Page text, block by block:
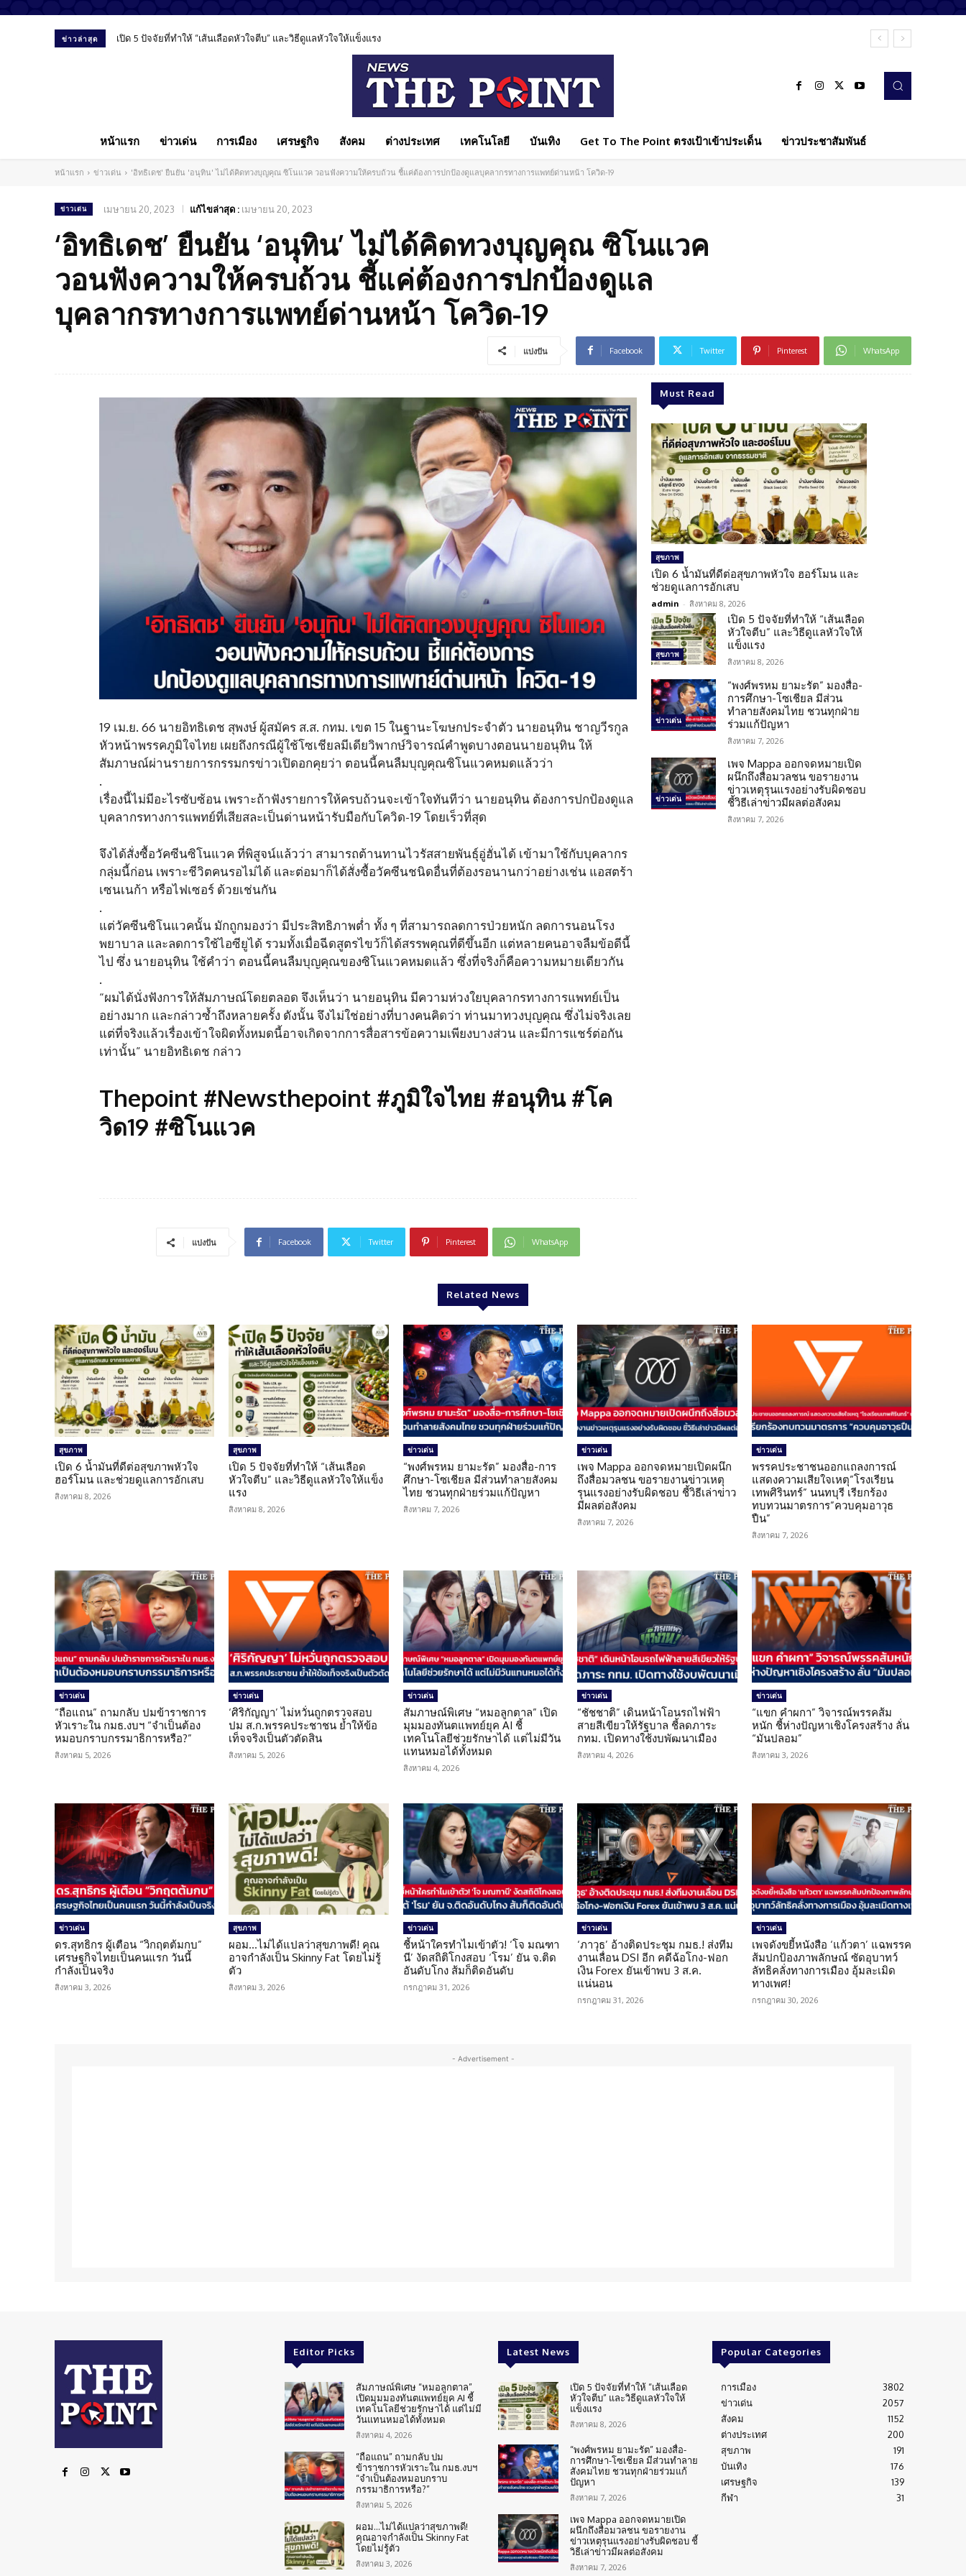
ข่าวล่าสุด เปิด 5 ปัจจัยที่ทำให้ “เส้นเลือดหัวใจตีบ” และวิธีดูแลหัวใจให้แข็งแรง
หน้าแรก ข่าวเด่น การเมือง เศรษฐกิจ สังคม ต่างประเทศ เทคโนโลยี บันเทิง Get To The Point ตรงเป้าเข้าประเด็น ข่าวประชาสัมพันธ์
หน้าแรก ข่าวเด่น 'อิทธิเดช' ยืนยัน 'อนุทิน' ไม่ได้คิดทวงบุญคุณ ซิโนแวค วอนฟังความให้ครบถ้วน ชี้แค่ต้องการปกป้องดูแลบุคลากรทางการแพทย์ด่านหน้า โควิด-19
ข่าวเด่น เมษายน 20, 2023 แก้ไขล่าสุด : เมษายน 20, 2023
‘อิทธิเดช’ ยืนยัน ‘อนุทิน’ ไม่ได้คิดทวงบุญคุณ ซิโนแวค
วอนฟังความให้ครบถ้วน ชี้แค่ต้องการปกป้องดูแล
บุคลากรทางการแพทย์ด่านหน้า โควิด-19
แบ่งปัน Facebook Twitter Pinterest WhatsApp
19 เม.ย. 66 นายอิทธิเดช สุพงษ์ ผู้สมัคร ส.ส. กทม. เขต 15 ในฐานะโฆษกประจำตัว นายอนุทิน ชาญวีรกูล
หัวหน้าพรรคภูมิใจไทย เผยถึงกรณีผู้ใช้โซเชียลมีเดียวิพากษ์วิจารณ์คำพูดบางตอนนายอนุทิน ให้
สัมภาษณ์ผ่านรายการกรรมกรข่าวเปิดอกคุยว่า ตอนนี้คนลืมบุญคุณซิโนแวคหมดแล้วว่า
.
เรื่องนี้ไม่มีอะไรซับซ้อน เพราะถ้าฟังรายการให้ครบถ้วนจะเข้าใจทันทีว่า นายอนุทิน ต้องการปกป้องดูแล
บุคลากรทางการแพทย์ที่เสียสละเป็นด่านหน้ารับมือกับโควิด-19 โดยเร็วที่สุด
จึงได้สั่งซื้อวัคซีนซิโนแวค ที่พิสูจน์แล้วว่า สามารถต้านทานไวรัสสายพันธุ์อู่ฮั่นได้ เข้ามาใช้กับบุคลากร
กลุ่มนี้ก่อน เพราะชีวิตคนรอไม่ได้ และต่อมาก็ได้สั่งซื้อวัคซีนชนิดอื่นที่ต้องรอนานกว่าอย่างเช่น แอสตร้า
เซนเนก้า หรือไฟเซอร์ ด้วยเช่นกัน
.
แต่วัคซีนซิโนแวคนั้น มักถูกมองว่า มีประสิทธิภาพต่ำ ทั้ง ๆ ที่สามารถลดการป่วยหนัก ลดการนอนโรง
พยาบาล และลดการใช้ไอซียูได้ รวมทั้งเมื่อฉีดสูตรไขว้ก็ได้สรรพคุณที่ดีขึ้นอีก แต่หลายคนอาจลืมข้อดีนี้
ไป ซึ่ง นายอนุทิน ใช้คำว่า ตอนนี้คนลืมบุญคุณของซิโนแวคหมดแล้ว ซึ่งที่จริงก็คือความหมายเดียวกัน
.
“ผมได้นั่งฟังการให้สัมภาษณ์โดยตลอด จึงเห็นว่า นายอนุทิน มีความห่วงใยบุคลากรทางการแพทย์เป็น
อย่างมาก และกล่าวซ้ำถึงหลายครั้ง ดังนั้น จึงไม่ใช่อย่างที่บางคนคิดว่า ท่านมาทวงบุญคุณ ซึ่งไม่จริงเลย
แต่ที่จริงแล้วเรื่องเข้าใจผิดทั้งหมดนี้อาจเกิดจากการสื่อสารข้อความเพียงบางส่วน และมีการแชร์ต่อกัน
เท่านั้น” นายอิทธิเดช กล่าว
Thepoint #Newsthepoint #ภูมิใจไทย #อนุทิน #โค
วิด19 #ซิโนแวค
แบ่งปัน Facebook Twitter Pinterest WhatsApp
Must Read
สุขภาพ
เปิด 6 น้ำมันที่ดีต่อสุขภาพหัวใจ ฮอร์โมน และ
ช่วยดูแลการอักเสบ
admin - สิงหาคม 8, 2026
สุขภาพ
เปิด 5 ปัจจัยที่ทำให้ “เส้นเลือด
หัวใจตีบ” และวิธีดูแลหัวใจให้
แข็งแรง
สิงหาคม 8, 2026
ข่าวเด่น
“พงศ์พรหม ยามะรัต” มองสื่อ-
การศึกษา-โซเชียล มีส่วน
ทำลายสังคมไทย ชวนทุกฝ่าย
ร่วมแก้ปัญหา
สิงหาคม 7, 2026
ข่าวเด่น
เพจ Mappa ออกจดหมายเปิด
ผนึกถึงสื่อมวลชน ขอรายงาน
ข่าวเหตุรุนแรงอย่างรับผิดชอบ
ชี้วิธีเล่าข่าวมีผลต่อสังคม
สิงหาคม 7, 2026
Related News
สุขภาพ
เปิด 6 น้ำมันที่ดีต่อสุขภาพหัวใจ
ฮอร์โมน และช่วยดูแลการอักเสบ
สิงหาคม 8, 2026
สุขภาพ
เปิด 5 ปัจจัยที่ทำให้ “เส้นเลือด
หัวใจตีบ” และวิธีดูแลหัวใจให้แข็ง
แรง
สิงหาคม 8, 2026
ข่าวเด่น
“พงศ์พรหม ยามะรัต” มองสื่อ-การ
ศึกษา-โซเชียล มีส่วนทำลายสังคม
ไทย ชวนทุกฝ่ายร่วมแก้ปัญหา
สิงหาคม 7, 2026
ข่าวเด่น
เพจ Mappa ออกจดหมายเปิดผนึก
ถึงสื่อมวลชน ขอรายงานข่าวเหตุ
รุนแรงอย่างรับผิดชอบ ชี้วิธีเล่าข่าว
มีผลต่อสังคม
สิงหาคม 7, 2026
ข่าวเด่น
พรรคประชาชนออกแถลงการณ์
แสดงความเสียใจเหตุ”โรงเรียน
เทพศิรินทร์” นนทบุรี เรียกร้อง
ทบทวนมาตรการ”ควบคุมอาวุธ
ปืน”
สิงหาคม 7, 2026
ข่าวเด่น
“ถือแถน” ถามกลับ ปมข้าราชการ
หัวเราะใน กมธ.งบฯ “จำเป็นต้อง
หมอบกราบกรรมาธิการหรือ?”
สิงหาคม 5, 2026
ข่าวเด่น
‘ศิริกัญญา’ ไม่หวั่นถูกตรวจสอบ
ปม ส.ก.พรรคประชาชน ย้ำให้ข้อ
เท็จจริงเป็นตัวตัดสิน
สิงหาคม 5, 2026
ข่าวเด่น
สัมภาษณ์พิเศษ “หมอลูกตาล” เปิด
มุมมองทันตแพทย์ยุค AI ชี้
เทคโนโลยีช่วยรักษาได้ แต่ไม่มีวัน
แทนหมอได้ทั้งหมด
สิงหาคม 4, 2026
ข่าวเด่น
“ชัชชาติ” เดินหน้าโอนรถไฟฟ้า
สายสีเขียวให้รัฐบาล ชี้ลดภาระ
กทม. เปิดทางใช้งบพัฒนาเมือง
สิงหาคม 4, 2026
ข่าวเด่น
“แขก คำผกา” วิจารณ์พรรคส้ม
หนัก ชี้ห่างปัญหาเชิงโครงสร้าง ลั่น
“มันปลอม”
สิงหาคม 3, 2026
ข่าวเด่น
ดร.สุทธิกร ผู้เตือน “วิกฤตต้มกบ”
เศรษฐกิจไทยเป็นคนแรก วันนี้
กำลังเป็นจริง
สิงหาคม 3, 2026
สุขภาพ
ผอม…ไม่ได้แปลว่าสุขภาพดี! คุณ
อาจกำลังเป็น Skinny Fat โดยไม่รู้
ตัว
สิงหาคม 3, 2026
ข่าวเด่น
ชี้หน้าใครทำไมเข้าตัว! ‘โจ มณฑา
นี’ งัดสถิติโกงสอบ ‘โรม’ ยัน จ.ติด
อันดับโกง ส้มก็ติดอันดับ
กรกฎาคม 31, 2026
ข่าวเด่น
‘ภาวุธ’ อ้างติดประชุม กมธ.! ส่งทีม
งานเลื่อน DSI อีก คดีฉ้อโกง-ฟอก
เงิน Forex ยันเข้าพบ 3 ส.ค.
แน่นอน
กรกฎาคม 31, 2026
ข่าวเด่น
เพจดังขยี้หนังสือ ‘แก้วตา’ แฉพรรค
ส้มปกป้องภาพลักษณ์ ซัดอุบาทว์
ลัทธิคลั่งทางการเมือง อุ้มละเมิด
ทางเพศ!
กรกฎาคม 30, 2026
- Advertisement -
Editor Picks
สัมภาษณ์พิเศษ “หมอลูกตาล”
เปิดมุมมองทันตแพทย์ยุค AI ชี้
เทคโนโลยีช่วยรักษาได้ แต่ไม่มี
วันแทนหมอได้ทั้งหมด
สิงหาคม 4, 2026
“ถือแถน” ถามกลับ ปม
ข้าราชการหัวเราะใน กมธ.งบฯ
“จำเป็นต้องหมอบกราบ
กรรมาธิการหรือ?”
สิงหาคม 5, 2026
ผอม…ไม่ได้แปลว่าสุขภาพดี!
คุณอาจกำลังเป็น Skinny Fat
โดยไม่รู้ตัว
สิงหาคม 3, 2026
Latest News
เปิด 5 ปัจจัยที่ทำให้ “เส้นเลือด
หัวใจตีบ” และวิธีดูแลหัวใจให้
แข็งแรง
สิงหาคม 8, 2026
“พงศ์พรหม ยามะรัต” มองสื่อ-
การศึกษา-โซเชียล มีส่วนทำลาย
สังคมไทย ชวนทุกฝ่ายร่วมแก้
ปัญหา
สิงหาคม 7, 2026
เพจ Mappa ออกจดหมายเปิด
ผนึกถึงสื่อมวลชน ขอรายงาน
ข่าวเหตุรุนแรงอย่างรับผิดชอบ ชี้
วิธีเล่าข่าวมีผลต่อสังคม
สิงหาคม 7, 2026
Popular Categories
การเมือง
3802
ข่าวเด่น
2057
สังคม
1152
ต่างประเทศ
200
สุขภาพ
191
บันเทิง
176
เศรษฐกิจ
139
กีฬา
31